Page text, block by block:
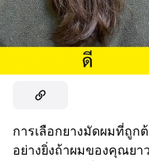
การเลือกยางมัดผมที่ถูก
อย่างยิ่งถ้าผมของคุณย